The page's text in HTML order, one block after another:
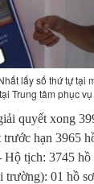
lấy số thứ tự tại
Trung tâm phục
quyết xong
hạn 3965
Hộ tịch: 3745
trường): 01 hồ